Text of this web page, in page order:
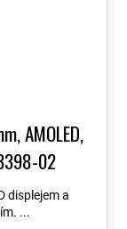
AMOLED,
02
displejem a
...